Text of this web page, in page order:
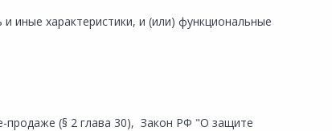
иные характеристики, и (или) функциональные
(§ 2 глава 30), Закон РФ "О защите